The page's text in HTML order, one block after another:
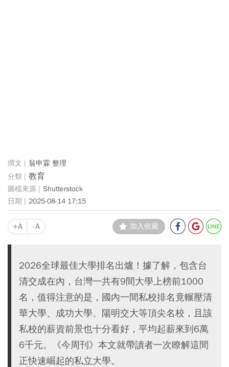
翁申霖 整理
教育
Shutterstock
2025-08-14 17:15
+A -A 加入收藏
2026全球最佳大學排名出爐！據了解，包含台
清交成在內，台灣一共有9間大學上榜前1000
名，值得注意的是，國內一間私校排名竟輾壓清
華大學、成功大學、陽明交大等頂尖名校，且該
私校的薪資前景也十分看好，平均起薪來到6萬
6千元。《今周刊》本文就帶讀者一次瞭解這間
正快速崛起的私立大學。